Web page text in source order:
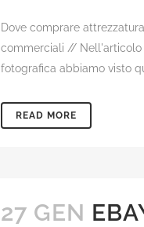
Dove comprare
commerciali // Nell'articolo
fotografica abbiamo visto
READ MORE
27 GEN